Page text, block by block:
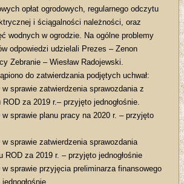
opłat ogrodowych, regularnego odczytu
i ściągalności należności, oraz
wodnych w ogrodzie. Na ogólne problemy
odpowiedzi udzielali Prezes – Zenon
Zebranie – Wiesław Radojewski.
do zatwierdzania podjętych uchwał:
w sprawie zatwierdzenia sprawozdania z
ROD za 2019 r.– przyjęto jednogłośnie.
w sprawie planu pracy na 2020 r. – przyjęto
w sprawie zatwierdzenia sprawozdania
ROD za 2019 r. – przyjęto jednogłośnie
w sprawie przyjęcia preliminarza finansowego